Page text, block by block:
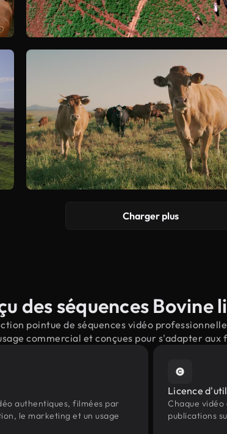
Charger plus
des séquences Bovine
pointue de séquences vidéo
commercial et conçues pour s'adapter
authentiques, filmées par
le marketing et un usage
Licence
Chaque
publications